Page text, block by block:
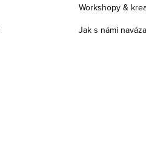
Workshopy &
Jak s námi